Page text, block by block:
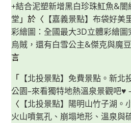
+結合泥塑新增黑白珍珠魟魚&闇
堂 」於〈 【嘉義景點】布袋好
彩繪圖：全國最大3D立體彩繪
烏賊，還有白雪公主&傑克與魔
言
「 【北投景點】免費景點。新
公園–來看獨特地熱溫泉景觀吧♥
〈 【北投景點】陽明山竹子湖
火山噴氣孔、崩塌地形、溫泉與